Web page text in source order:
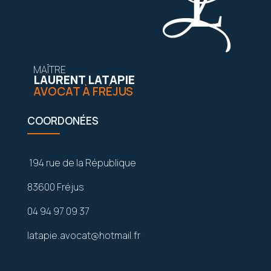
MAÎTRE
LAURENT LATAPIE
AVOCAT À FRÉJUS
COORDONÉES
194 rue de la République
83600 Fréjus
04 94 97 09 37
latapie.avocat@hotmail.fr